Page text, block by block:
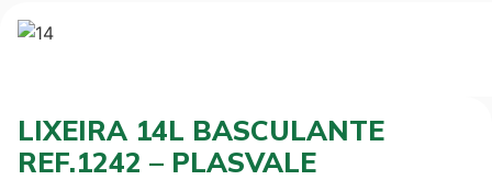
LIXEIRA 14L BASCULANTE
REF.1242 – PLASVALE